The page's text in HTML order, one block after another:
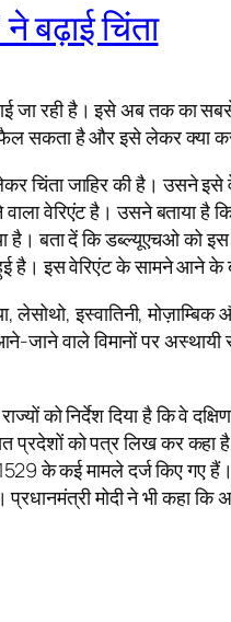
बढ़ाई चिंता
जा रही है। इसे अब तक का
सकता है और इसे लेकर क्या
चिंता जाहिर की है।
वेरिएंट है। उसने बताया
बता दें कि डब्ल्यूएचओ को इस
है। इस वेरिएंट के सामने आने
लेसोथो, इस्वातिनी,
वाले विमानों पर अस्थायी
को निर्देश दिया है कि वे
प्रदेशों को पत्र लिख कर
के कई मामले दर्ज किए गए
प्रधानमंत्री मोदी ने भी